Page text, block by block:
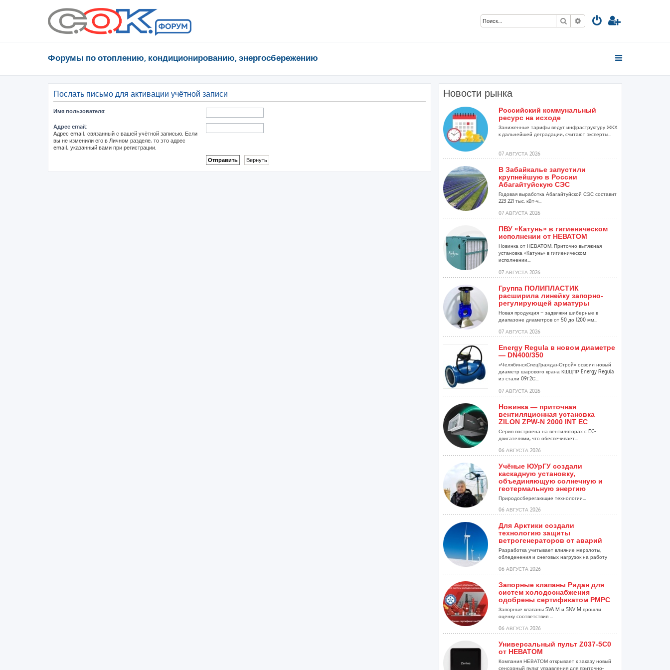
Поиск Расширенный поиск
Форумы по отоплению, кондиционированию, энергосбережению
Послать письмо для активации учётной записи
Имя пользователя:
Адрес email:
Адрес email, связанный с вашей учётной записью. Если
вы не изменили его в Личном разделе, то это адрес
email, указанный вами при регистрации.
Новости рынка
Российский коммунальный
ресурс на исходе
Заниженные тарифы ведут инфраструктуру ЖКХ
к дальнейшей деградации, считают эксперты...
07 АВГУСТА 2026
В Забайкалье запустили
крупнейшую в России
Абагайтуйскую СЭС
Годовая выработка Абагайтуйской СЭС составит
223 221 тыс. кВт-ч...
07 АВГУСТА 2026
ПВУ «Катунь» в гигиеническом
исполнении от НЕВАТОМ
Новинка от НЕВАТОМ: Приточно-вытяжная
установка «Катунь» в гигиеническом
исполнении...
07 АВГУСТА 2026
Группа ПОЛИПЛАСТИК
расширила линейку запорно-
регулирующей арматуры
Новая продукция – задвижки шиберные в
диапазоне диаметров от 50 до 1200 мм...
07 АВГУСТА 2026
Energy Regula в новом диаметре
— DN400/350
«ЧелябинскСпецГражданСтрой» освоил новый
диаметр шарового крана КШЦПР Energy Regula
из стали 09Г2С...
07 АВГУСТА 2026
Новинка — приточная
вентиляционная установка
ZILON ZPW-N 2000 INT EC
Серия построена на вентиляторах с EC-
двигателями, что обеспечивает...
06 АВГУСТА 2026
Учёные ЮУрГУ создали
каскадную установку,
объединяющую солнечную и
геотермальную энергию
Природосберегающие технологии...
06 АВГУСТА 2026
Для Арктики создали
технологию защиты
ветрогенераторов от аварий
Разработка учитывает влияние мерзлоты,
обледенения и снеговых нагрузок на работу
06 АВГУСТА 2026
Запорные клапаны Ридан для
систем холодоснабжения
одобрены сертификатом РМРС
Запорные клапаны SVA M и SNV M прошли
оценку соответствия ...
06 АВГУСТА 2026
Универсальный пульт Z037-5C0
от НЕВАТОМ
Компания НЕВАТОМ открывает к заказу новый
сенсорный пульт управления для приточно-